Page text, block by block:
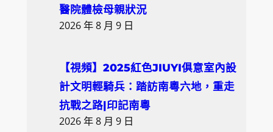
醫院體檢母親狀況
2026 年 8 月 9 日
【視頻】2025紅色JIUYI俱意室內設
計文明輕騎兵：踏訪南粵六地，重走
抗戰之路|印記南粵
2026 年 8 月 9 日